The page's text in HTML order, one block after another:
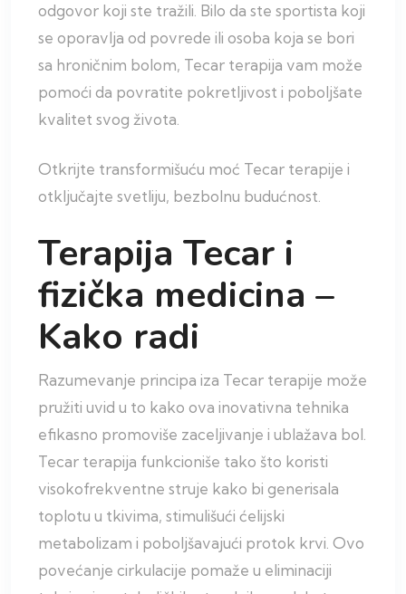
odgovor koji ste tražili. Bilo da ste sportista koji
se oporavlja od povrede ili osoba koja se bori
sa hroničnim bolom, Tecar terapija vam može
pomoći da povratite pokretljivost i poboljšate
kvalitet svog života.
Otkrijte transformišuću moć Tecar terapije i
otključajte svetliju, bezbolnu budućnost.
Terapija Tecar i
fizička medicina –
Kako radi
Razumevanje principa iza Tecar terapije može
pružiti uvid u to kako ova inovativna tehnika
efikasno promoviše zaceljivanje i ublažava bol.
Tecar terapija funkcioniše tako što koristi
visokofrekventne struje kako bi generisala
toplotu u tkivima, stimulišući ćelijski
metabolizam i poboljšavajući protok krvi. Ovo
povećanje cirkulacije pomaže u eliminaciji